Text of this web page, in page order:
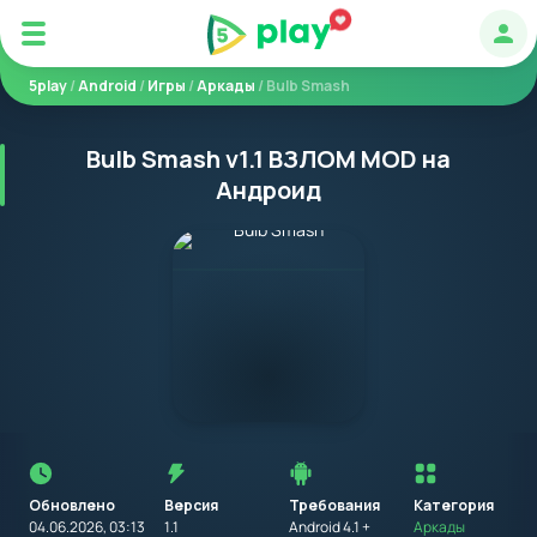
5play/Android /Игры /Аркады / Bulb Smash
Bulb Smash v1.1 ВЗЛОМ MOD на
Андроид
Обновлено
04.06.2026, 03:13
Версия
1.1
Требования
Android 4.1 +
установкой
приложения
на
устройство
Категория
Аркады